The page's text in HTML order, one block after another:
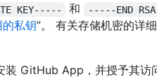
KEY-----
和 -----END
私钥”。 有关存储机密的详
装 GitHub App，并授予其访